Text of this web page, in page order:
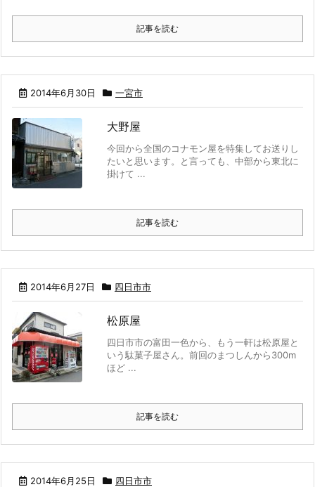
記事を読む
2014年6月30日 一宮市
大野屋
今回から全国のコナモン屋を特集してお送りし
たいと思います。と言っても、中部から東北に
掛けて ...
記事を読む
2014年6月27日 四日市市
松原屋
四日市市の富田一色から、もう一軒は松原屋と
いう駄菓子屋さん。前回のまつしんから300m
ほど ...
記事を読む
2014年6月25日 四日市市